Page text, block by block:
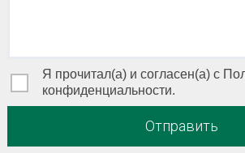
Я прочитал(а) и согласен(а) с
конфиденциальности.
Отправить